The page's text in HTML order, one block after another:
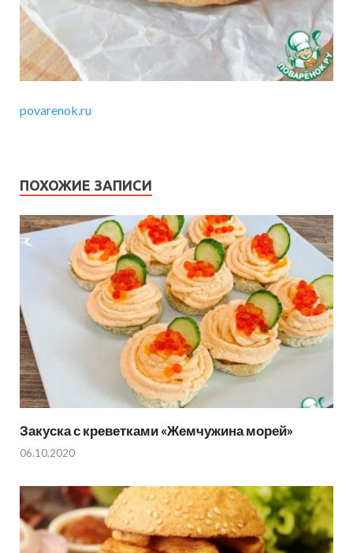
povarenok.ru
ПОХОЖИЕ ЗАПИСИ
Закуска с креветками «Жемчужина морей»
06.10.2020